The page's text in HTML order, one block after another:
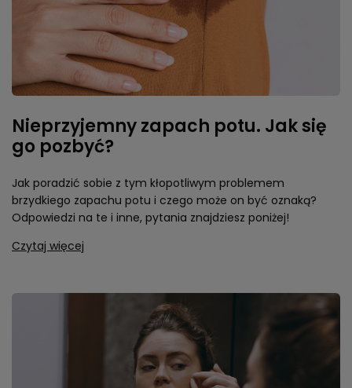
Nieprzyjemny zapach potu. Jak się
go pozbyć?
Jak poradzić sobie z tym kłopotliwym problemem
brzydkiego zapachu potu i czego może on być oznaką?
Odpowiedzi na te i inne, pytania znajdziesz poniżej!
Czytaj więcej